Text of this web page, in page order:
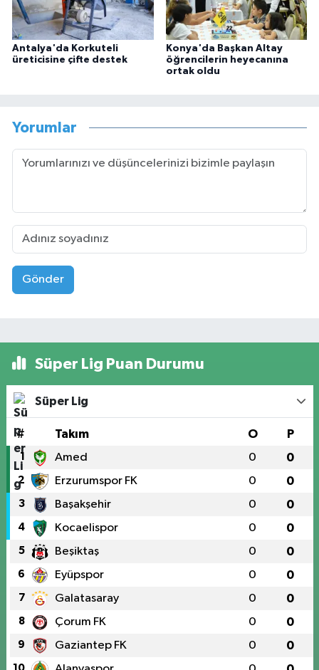
Antalya'da Korkuteli
üreticisine çifte destek
Konya'da Başkan Altay
öğrencilerin heyecanına
ortak oldu
Yorumlar
Gönder
Süper Lig Puan Durumu
Süper Lig
# Takım O P
1 Amed 0 0
2 Erzurumspor FK 0 0
3 Başakşehir 0 0
4 Kocaelispor 0 0
5 Beşiktaş 0 0
6 Eyüpspor 0 0
7 Galatasaray 0 0
8 Çorum FK 0 0
9 Gaziantep FK 0 0